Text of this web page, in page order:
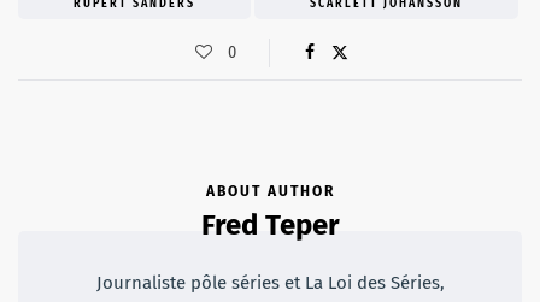
RUPERT SANDERS SCARLETT JOHANSSON
0
ABOUT AUTHOR
Fred Teper
Journaliste pôle séries et La Loi des Séries,